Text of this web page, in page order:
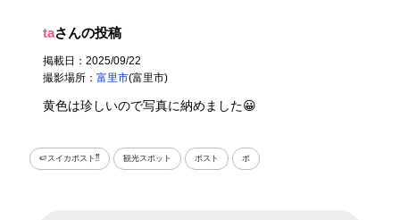
taさんの投稿
掲載日：2025/09/22
撮影場所：富里市(富里市)
黄色は珍しいので写真に納めました😀
🍉スイカポスト⁇ 観光スポット ポスト ポ